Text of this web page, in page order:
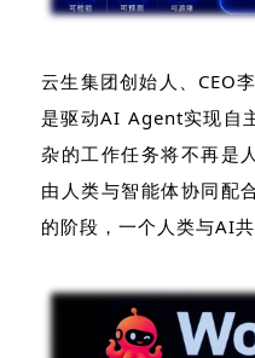
云生集团创始人、CEO
是驱动AI Agent实现自
杂的工作任务将不再是
由人类与智能体协同配
的阶段，一个人类与AI